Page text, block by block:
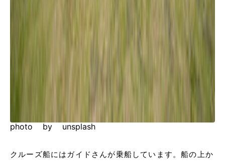
photo by unsplash
クルーズ船にはガイドさんが乗船しています。船の上か